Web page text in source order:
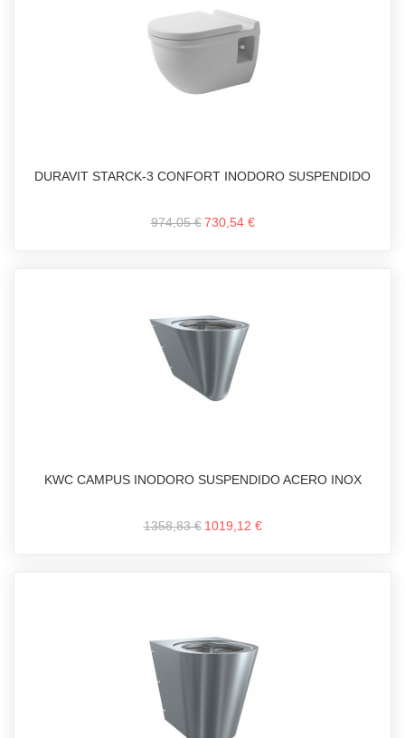
DURAVIT STARCK-3 CONFORT INODORO SUSPENDIDO
974,05 € 730,54 €
KWC CAMPUS INODORO SUSPENDIDO ACERO INOX
1358,83 € 1019,12 €